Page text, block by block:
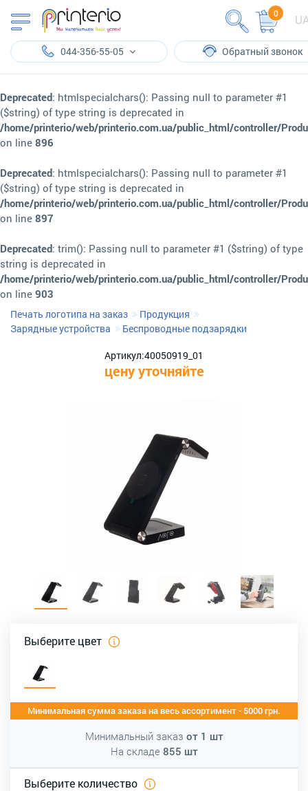
Deprecated: htmlspecialchars(): Passing null to parameter #1
($string) of type string is deprecated in
/home/printerio/web/printerio.com.ua/public_html/controller/
on line 896
Deprecated: htmlspecialchars(): Passing null to parameter #1
($string) of type string is deprecated in
/home/printerio/web/printerio.com.ua/public_html/controller/
on line 897
Deprecated: trim(): Passing null to parameter #1 ($string) of type
string is deprecated in
/home/printerio/web/printerio.com.ua/public_html/controller/
on line 903
0
044-356-55-05 Обратный звонок
Печать логотипа на заказ
Продукция
Зарядные устройства
Беспроводные подзарядки
Артикул:40050919_01
цену уточняйте
Выберите цвет
Минимальная сумма заказа на весь ассортимент - 5000 грн.
Минимальный заказ от 1 шт
На складе 855 шт
Выберите количество